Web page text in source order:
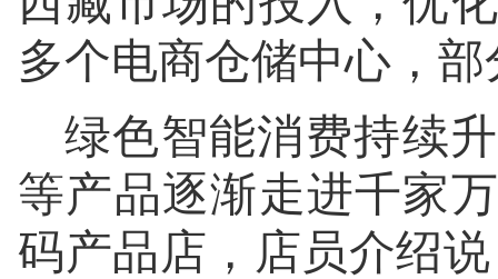
多个电商仓储中心，
绿色智能消费持续
等产品逐渐走进千家
码产品店，店员介绍